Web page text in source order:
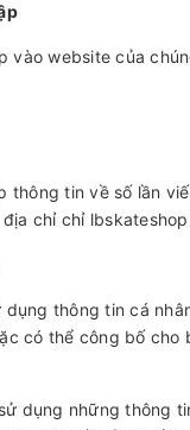
vào website của
thông tin về số lần
chỉ chỉ
thông tin cá
có thể công bố
dụng những thông